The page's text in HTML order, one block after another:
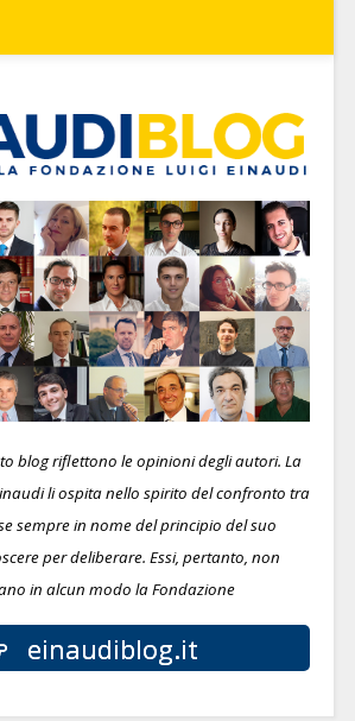
blog riflettono le opinioni degli autori. La
li ospita nello spirito del confronto tra
sempre in nome del principio del suo
per deliberare. Essi, pertanto, non
in alcun modo la Fondazione
einaudiblog.it